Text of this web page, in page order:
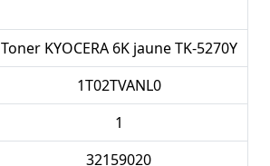
Toner KYOCERA 6K jaune TK-5270Y
1T02TVANL0
1
32159020